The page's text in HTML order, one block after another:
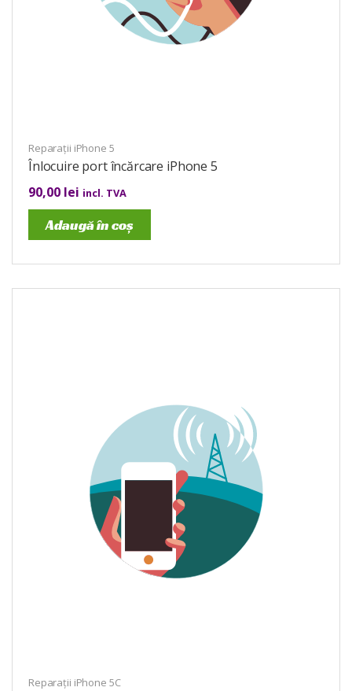
Reparații iPhone 5
Înlocuire port încărcare iPhone 5
90,00 lei incl. TVA
Adaugă în coș
Reparații iPhone 5C